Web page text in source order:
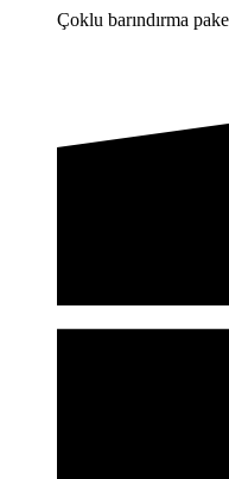
Çoklu barındırma